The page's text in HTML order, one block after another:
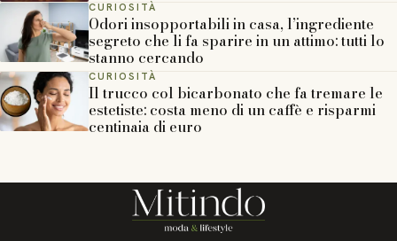
CURIOSITÀ
Odori insopportabili in casa, l’ingrediente
segreto che li fa sparire in un attimo: tutti lo
stanno cercando
CURIOSITÀ
Il trucco col bicarbonato che fa tremare le
estetiste: costa meno di un caffè e risparmi
centinaia di euro